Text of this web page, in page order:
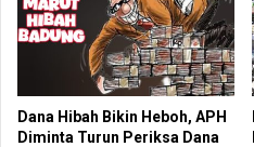
Dana Hibah Bikin Heboh, APH
Diminta Turun Periksa Dana